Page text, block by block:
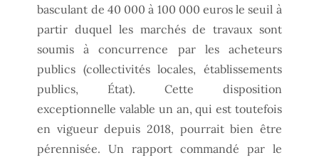
basculant de 40 000 à 100 000 euros le seuil à
partir duquel les marchés de travaux sont
soumis à concurrence par les acheteurs
publics (collectivités locales, établissements
publics, État). Cette disposition
exceptionnelle valable un an, qui est toutefois
en vigueur depuis 2018, pourrait bien être
pérennisée. Un rapport commandé par le